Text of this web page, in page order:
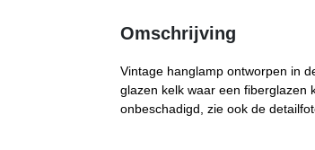
Omschrijving
Vintage hanglamp ontworpen in
glazen kelk waar een fiberglazen
onbeschadigd, zie ook de